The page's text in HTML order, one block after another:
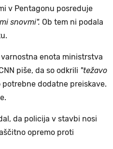
v Pentagonu posreduje
snovmi". Ob tem ni podala
enota ministrstva
piše, da so odkrili "težavo
dodatne preiskave.
da policija v stavbi nosi
opremo proti